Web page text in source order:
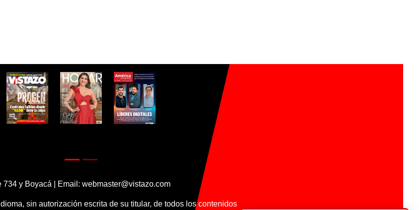
734 y Boyacá | Email: webmaster@vistazo.com
sin autorización escrita de su titular, de todos los contenidos